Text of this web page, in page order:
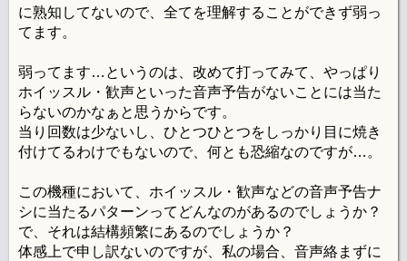
に熟知してないので、全てを理解することができず弱っ
てます。
弱ってます…というのは、改めて打ってみて、やっぱり
ホイッスル・歓声といった音声予告がないことには当た
らないのかなぁと思うからです。
当り回数は少ないし、ひとつひとつをしっかり目に焼き
付けてるわけでもないので、何とも恐縮なのですが…。
この機種において、ホイッスル・歓声などの音声予告ナ
シに当たるパターンってどんなのがあるのでしょうか？
で、それは結構頻繁にあるのでしょうか？
体感上で申し訳ないのですが、私の場合、音声絡まずに